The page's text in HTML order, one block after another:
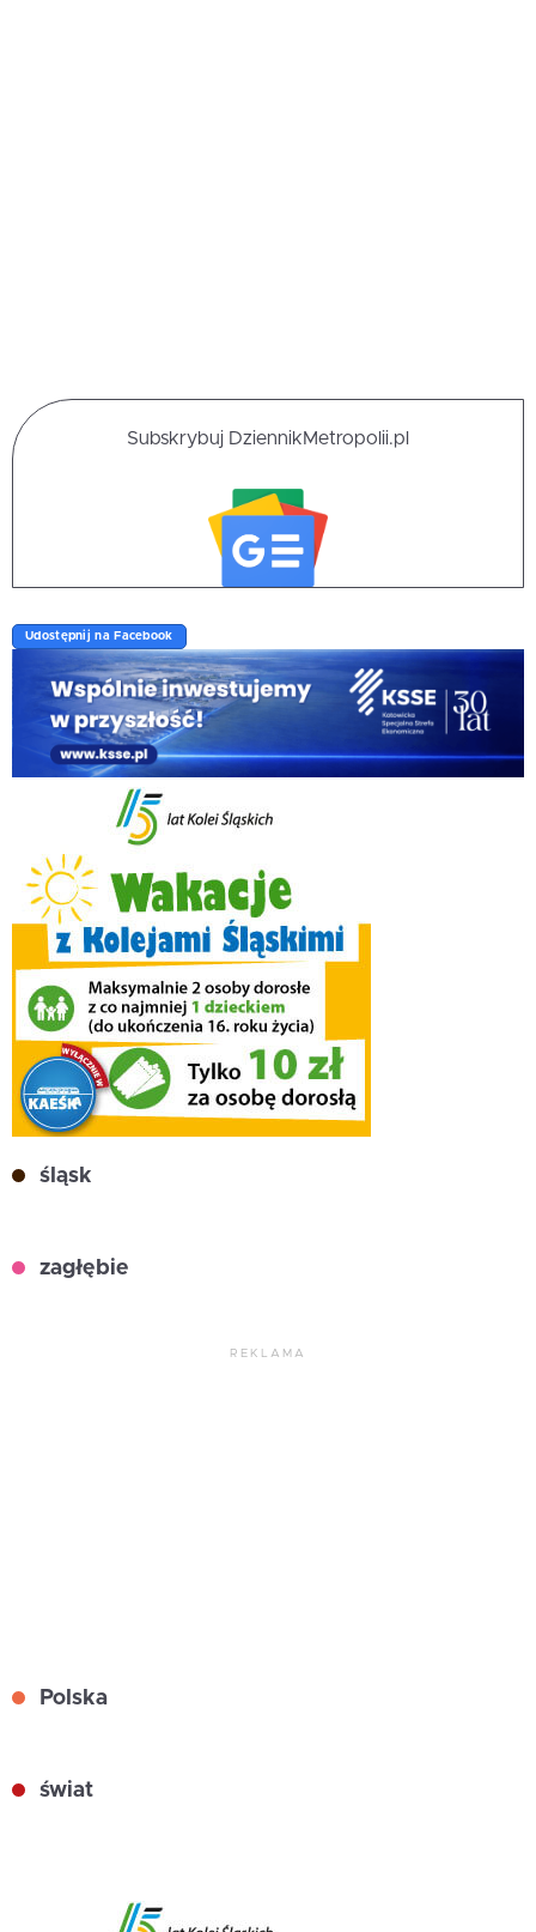
Subskrybuj DziennikMetropolii.pl
Udostępnij na Facebook
śląsk
zagłębie
REKLAMA
Polska
świat